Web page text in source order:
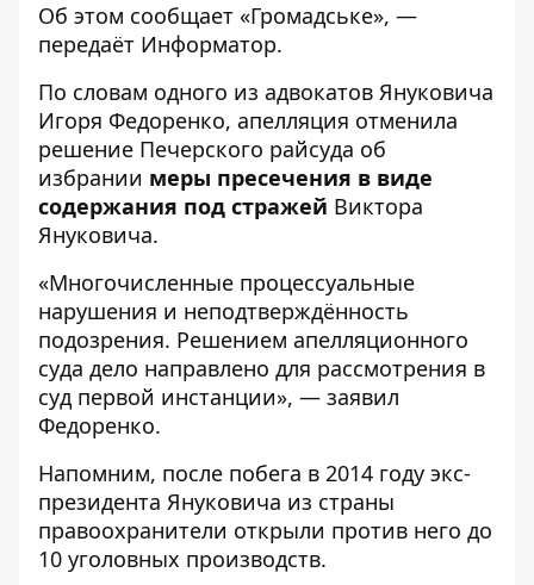
Об этом сообщает «Громадське», —
передаёт Информатор.
По словам одного из адвокатов Януковича
Игоря Федоренко, апелляция отменила
решение Печерского райсуда об
избрании меры пресечения в виде
содержания под стражей Виктора
Януковича.
«Многочисленные процессуальные
нарушения и неподтверждённость
подозрения. Решением апелляционного
суда дело направлено для рассмотрения в
суд первой инстанции», — заявил
Федоренко.
Напомним, после побега в 2014 году экс-
президента Януковича из страны
правоохранители открыли против него до
10 уголовных производств.